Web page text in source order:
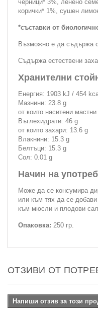
черници* 3%, ленено
корички* 1%, сушен
*съставки от
Възможно е да съдържа
Съдържа естествени
Хранителни
Енергия: 1903 kJ / 454
Мазнини: 23.8 g
от които наситени
Въглехидрати: 46 g
от които захари: 13.6 g
Влакнини: 15.3 g
Белтъци: 15.3 g
Сол: 0.01 g
Начин на
Може да се консумира
или към тях да се
към мюсли и плодови
Опаковка: 250 гр.
ОТЗИВИ ОТ
Напиши отзив за този